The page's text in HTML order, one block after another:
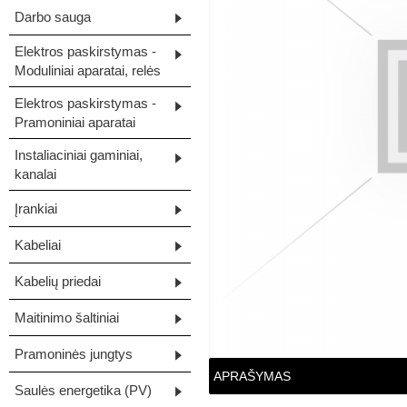
Darbo sauga
Elektros paskirstymas -
Moduliniai aparatai, relės
Elektros paskirstymas -
Pramoniniai aparatai
Instaliaciniai gaminiai,
kanalai
Įrankiai
Kabeliai
Kabelių priedai
Maitinimo šaltiniai
Pramoninės jungtys
Saulės energetika (PV)
APRAŠYMAS